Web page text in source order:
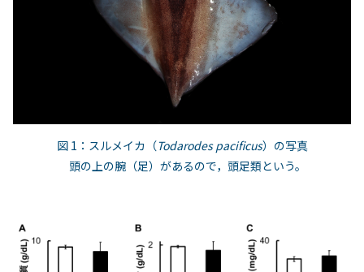
図 1：スルメイカ（Todarodes pacificus）の写真
頭の上の腕（足）があるので，頭足類という。